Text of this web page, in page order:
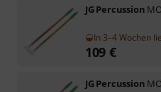
JG Percussion
In 3–4 Wochen
109 €
JG Percussion